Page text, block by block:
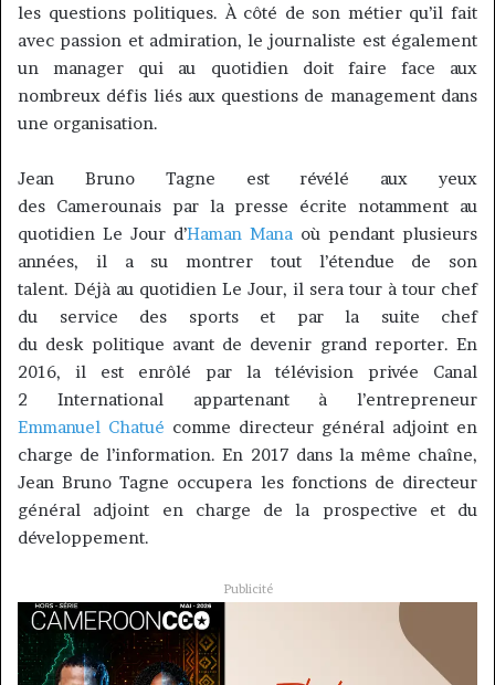
les questions politiques. À côté de son métier qu’il fait
avec passion et admiration, le journaliste est également
un manager qui au quotidien doit faire face aux
nombreux défis liés aux questions de management dans
une organisation.
Jean Bruno Tagne est révélé aux yeux
des Camerounais par la presse écrite notamment au
quotidien Le Jour d’Haman Mana où pendant plusieurs
années, il a su montrer tout l’étendue de son
talent. Déjà au quotidien Le Jour, il sera tour à tour chef
du service des sports et par la suite chef
du deskpolitique avant de devenir grand reporter. En
2016, il est enrôlé par la télévision privée Canal
2 International appartenant à l’entrepreneur
Emmanuel Chatué comme directeur général adjoint en
charge de l’information. En 2017 dans la même chaîne,
Jean BrunoTagne occupera les fonctions de directeur
général adjoint en charge de la prospective et du
développement.
Publicité